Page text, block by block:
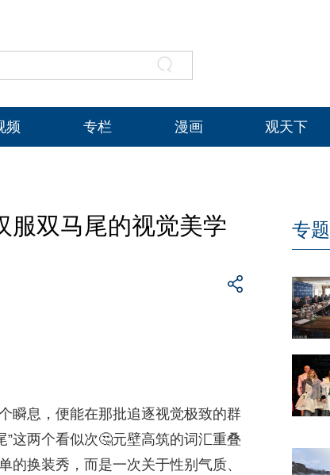
频 专栏 漫画 观天下
服双马尾的视觉美学
瞬息，便能在那批追逐视觉极致的群
”这两个看似次🤔元壁高筑的词汇重叠
换装秀，而是一次关于性别气质、
专题